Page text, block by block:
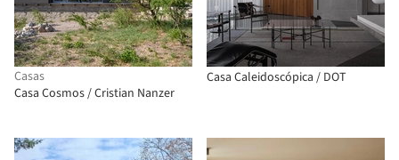
Casas
Casa Cosmos / Cristian Nanzer
Casa Caleidoscópica / DOT